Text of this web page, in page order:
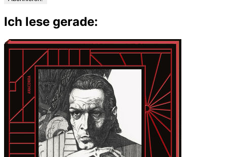
Ich lese gerade: